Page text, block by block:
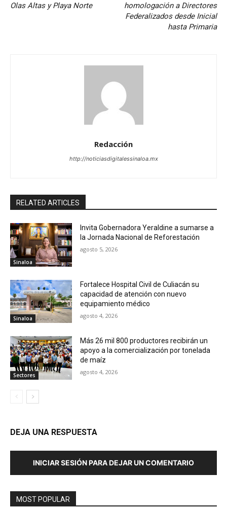
Olas Altas y Playa Norte
homologación a Directores
Federalizados desde Inicial
hasta Primaria
Redacción
http://noticiasdigitalessinaloa.mx
RELATED ARTICLES
Sinaloa
Invita Gobernadora Yeraldine a sumarse a
la Jornada Nacional de Reforestación
agosto 5, 2026
Sinaloa
Fortalece Hospital Civil de Culiacán su
capacidad de atención con nuevo
equipamiento médico
agosto 4, 2026
Sectores
Más 26 mil 800 productores recibirán un
apoyo a la comercialización por tonelada
de maíz
agosto 4, 2026
DEJA UNA RESPUESTA
INICIAR SESIÓN PARA DEJAR UN COMENTARIO
MOST POPULAR